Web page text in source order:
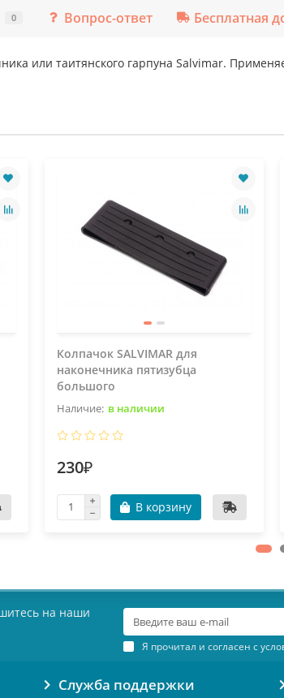
0 Вопрос-ответ Бесплатная
или таитянского гарпуна Salvimar.
Колпачок SALVIMAR для
наконечника пятизубца
большого
в наличии
230₽
В корзину
на наши
Я прочитал и согласен с
Служба поддержки